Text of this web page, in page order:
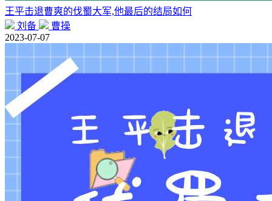
王平击退曹爽的伐蜀大军,他最后的结局如何
刘备
曹操
2023-07-07